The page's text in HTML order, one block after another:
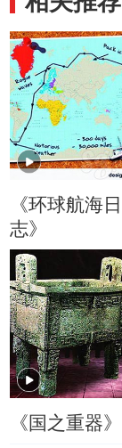
《环球航海日
志》
《国之重器》